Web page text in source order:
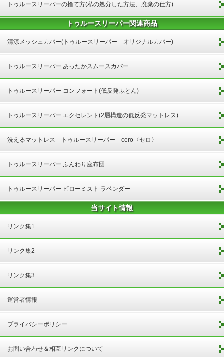
トゥルースリーパーの捨て方(私の処分した方法、廃棄の仕方)
トゥルースリーパー関連商品
清涼メッシュカバー(トゥルースリーパー オリジナルカバー)
トゥルースリーパー あったかスムースカバー
トゥルースリーパー コンフォート(低反発ふとん)
トゥルースリーパー エクセレント(2層構造の低反発マットレス)
洗えるマットレス トゥルースリーパー cero〈セロ〉
トゥルースリーパー ふんわり座布団
トゥルースリーパー ピローミスト ラベンダー
当サイト情報
リンク集1
リンク集2
リンク集3
運営者情報
プライバシーポリシー
お問い合わせ＆相互リンクについて